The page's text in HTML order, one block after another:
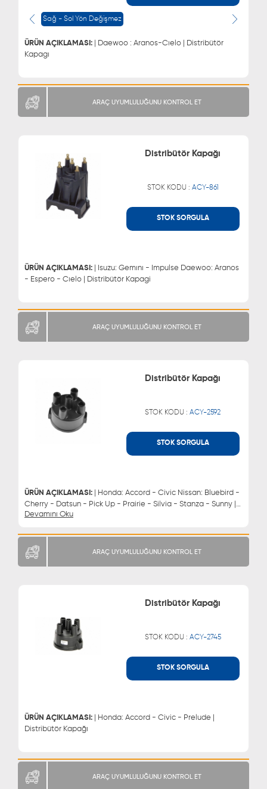
Sağ - Sol Yön Değişmez
ÜRÜN AÇIKLAMASI: | Daewoo : Aranos-Cıelo | Distribütör
Kapagı
0543 329 21 55
ARAÇ UYUMLULUĞUNU KONTROL ET
Distribütör Kapağı
STOK KODU : ACY-861
STOK SORGULA
ÜRÜN AÇIKLAMASI: | Isuzu: Gemını - Impulse Daewoo: Aranos
- Espero - Cıelo | Distribütör Kapagi
ARAÇ UYUMLULUĞUNU KONTROL ET
Distribütör Kapağı
STOK KODU :ACY-2592
STOK SORGULA
ÜRÜN AÇIKLAMASI: | Honda: Accord - Civic Nissan: Bluebird -
Cherry - Datsun - Pick Up - Prairie - Silvia - Stanza - Sunny |
Distribütör Kapagı
Devamını Oku
ARAÇ UYUMLULUĞUNU KONTROL ET
Distribütör Kapağı
STOK KODU : ACY-2745
STOK SORGULA
ÜRÜN AÇIKLAMASI: | Honda: Accord - Civic - Prelude |
Distribütör Kapağı
ARAÇ UYUMLULUĞUNU KONTROL ET